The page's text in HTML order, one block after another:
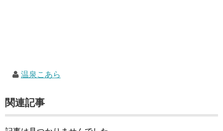
温泉こあら
関連記事